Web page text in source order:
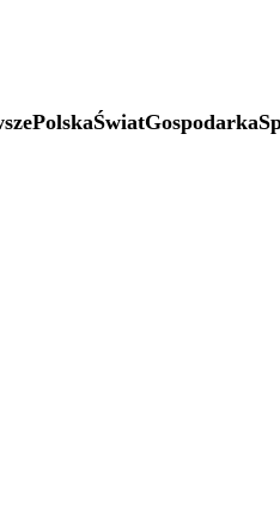
PolskaŚwiatGospodarka